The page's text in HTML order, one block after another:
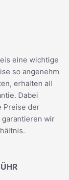
eine wichtige
so angenehm
erhalten all
Dabei
Preise der
garantieren wir